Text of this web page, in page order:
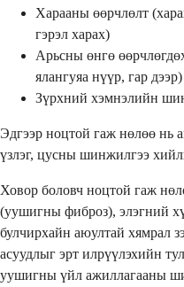
Харааны өөрчлөлт
гэрэл харах)
Арьсны өнгө
ялангуяа нүүр, гар дээр)
Зүрхний хэмнэлийн
Эдгээр ноцтой гаж нөлөө нь
үзлэг, цусны шинжилгээ
Ховор боловч ноцтой гаж
(уушигны фиброз), элэгний
булчирхайн аюултай хямрал
асуудлыг эрт илрүүлэхийн
уушигны үйл ажиллагааны